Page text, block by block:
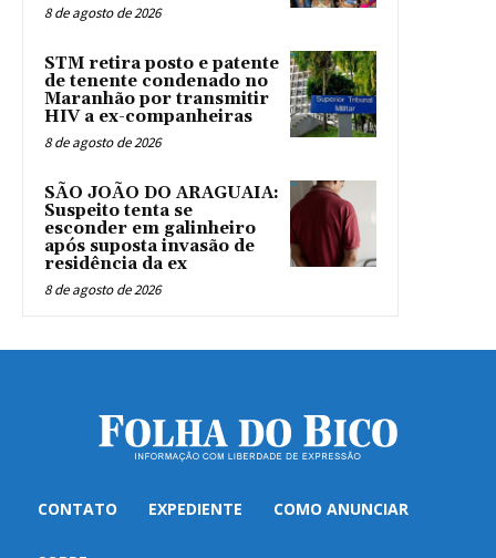
8 de agosto de 2026
STM retira posto e patente
de tenente condenado no
Maranhão por transmitir
HIV a ex-companheiras
8 de agosto de 2026
SÃO JOÃO DO ARAGUAIA:
Suspeito tenta se
esconder em galinheiro
após suposta invasão de
residência da ex
8 de agosto de 2026
CONTATO EXPEDIENTE COMO ANUNCIAR